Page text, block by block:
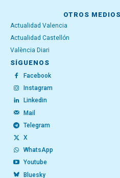
OTROS
Actualidad Valencia
Actualidad Castellón
València Diari
SÍGUENOS
Facebook
Instagram
Linkedin
Mail
Telegram
X
WhatsApp
Youtube
Bluesky